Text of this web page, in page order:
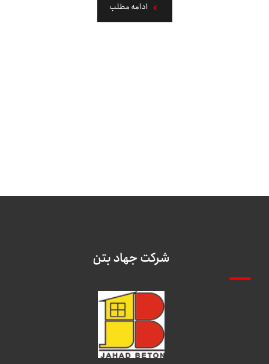
ادامه مطلب
شرکت جهاد بتن